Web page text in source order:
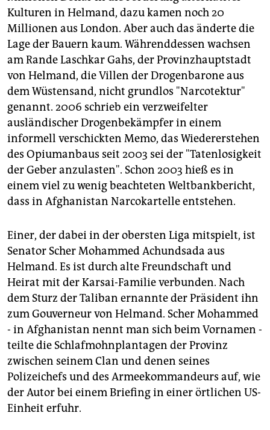
Kulturen in Helmand, dazu kamen noch 20
Millionen aus London. Aber auch das änderte die
Lage der Bauern kaum. Währenddessen wachsen
am Rande Laschkar Gahs, der Provinzhauptstadt
von Helmand, die Villen der Drogenbarone aus
dem Wüstensand, nicht grundlos "Narcotektur"
genannt. 2006 schrieb ein verzweifelter
ausländischer Drogenbekämpfer in einem
informell verschickten Memo, das Wiedererstehen
des Opiumanbaus seit 2003 sei der "Tatenlosigkeit
der Geber anzulasten". Schon 2003 hieß es in
einem viel zu wenig beachteten Weltbankbericht,
dass in Afghanistan Narcokartelle entstehen.
Einer, der dabei in der obersten Liga mitspielt, ist
Senator Scher Mohammed Achundsada aus
Helmand. Es ist durch alte Freundschaft und
Heirat mit der Karsai-Familie verbunden. Nach
dem Sturz der Taliban ernannte der Präsident ihn
zum Gouverneur von Helmand. Scher Mohammed
- in Afghanistan nennt man sich beim Vornamen -
teilte die Schlafmohnplantagen der Provinz
zwischen seinem Clan und denen seines
Polizeichefs und des Armeekommandeurs auf, wie
der Autor bei einem Briefing in einer örtlichen US-
Einheit erfuhr.